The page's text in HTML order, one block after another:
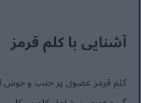
آشنایی با کلم قرمز
کلم قرمز عضوی پر جنب و جوش